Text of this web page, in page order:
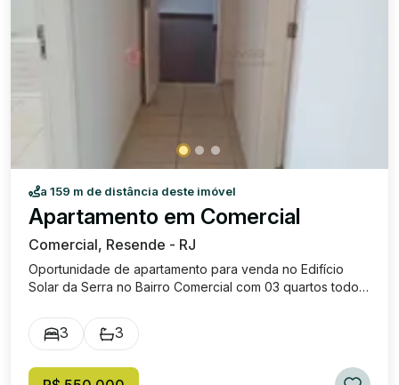
a 159 m de distância deste imóvel
Apartamento em Comercial
Comercial, Resende - RJ
Oportunidade de apartamento para venda no Edifício
Solar da Serra no Bairro Comercial com 03 quartos todos
sala ampla para 02 ambientes com sacada, cozinha com
armários planejados, copa com armários, banheiro social,
Condomínio oferece: portaria 24h, salão de festas,
3 3